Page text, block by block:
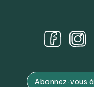
Abonnez-vous